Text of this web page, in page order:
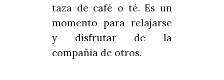
taza de café o té. Es un
momento para relajarse
y disfrutar de la
compañía de otros.